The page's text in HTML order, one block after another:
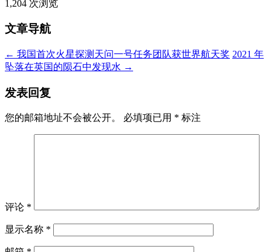
1,204 次浏览
文章导航
← 我国首次火星探测天问一号任务团队获世界航天奖 2021 年
坠落在英国的陨石中发现水 →
发表回复
您的邮箱地址不会被公开。 必填项已用 * 标注
评论 *
显示名称 *